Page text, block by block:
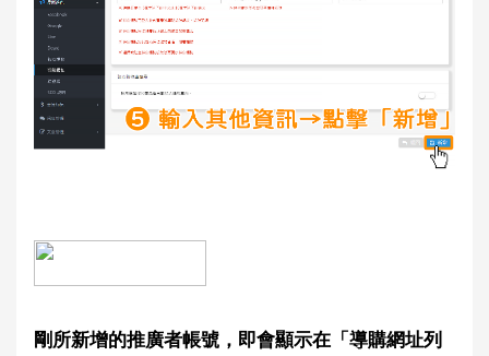
剛所新增的推廣者帳號，即會顯示在「導購網址列